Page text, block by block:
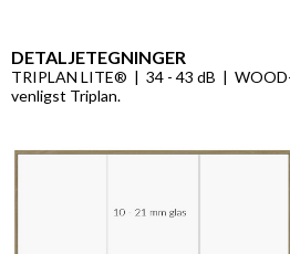
DETALJETEGNINGER
TRIPLAN LITE® | 34 - 43 dB |
venligst Triplan.